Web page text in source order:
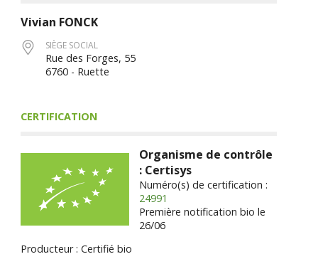
Vivian FONCK
SIÈGE SOCIAL
Rue des Forges, 55
6760 - Ruette
CERTIFICATION
Organisme de contrôle
: Certisys
Numéro(s) de certification :
24991
Première notification bio le
26/06
Producteur : Certifié bio